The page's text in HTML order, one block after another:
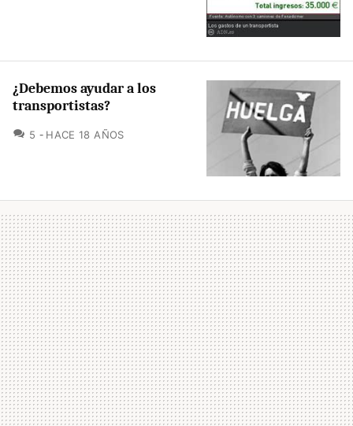
¿Debemos ayudar a los
transportistas?
5 COMENTARIOS
HACE 18 AÑOS